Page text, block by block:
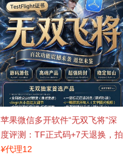
苹果微信多开软件“无双飞将”深
度评测：TF正式码+7天退换，拍
拍卡激活码商城正品保障
¥代理12